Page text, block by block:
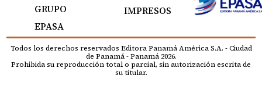
GRUPO
EPASA
IMPRESOS
Todos los derechos reservados Editora Panamá América S.A. - Ciudad
de Panamá - Panamá 2026.
Prohibida su reproducción total o parcial, sin autorización escrita de
su titular.